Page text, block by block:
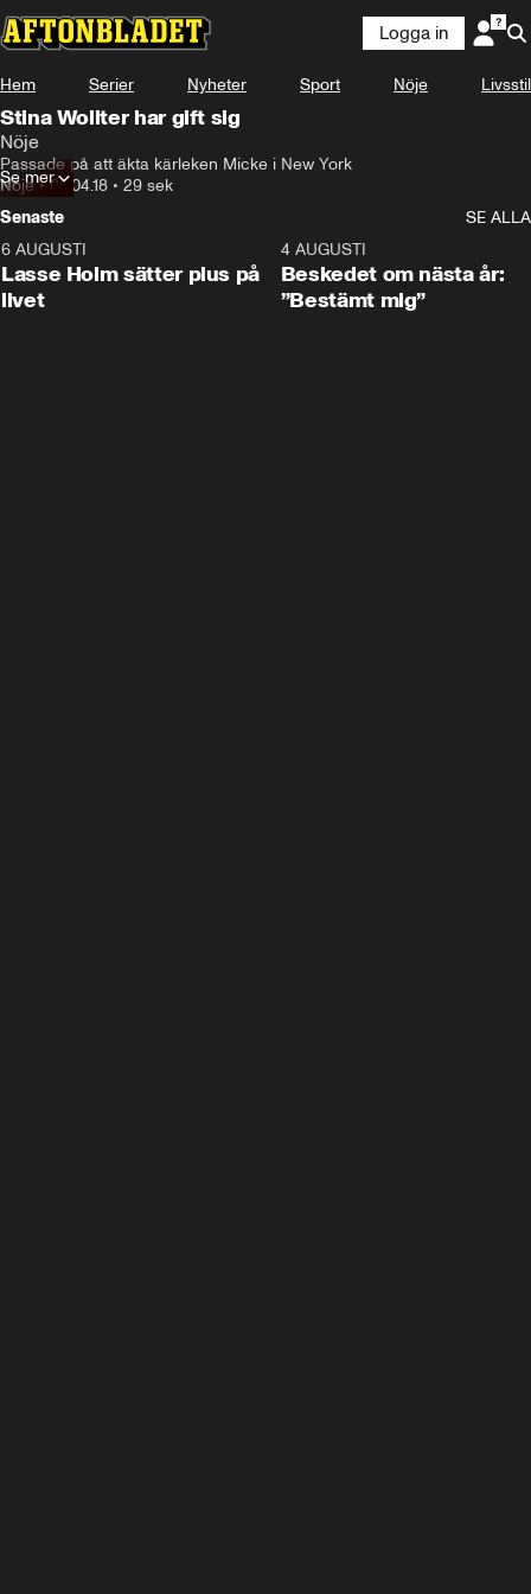
Logga in
Hem Serier Nyheter Sport Nöje Livsstil
Stina Wollter har gift sig
Nöje
Passade på att äkta kärleken Micke i New York
Nöje•05.04.18 • 29 sek
Se mer
Senaste
SE ALLA
6 AUGUSTI
Lasse Holm sätter plus på
livet
4 AUGUSTI
Beskedet om nästa år:
”Bestämt mig”